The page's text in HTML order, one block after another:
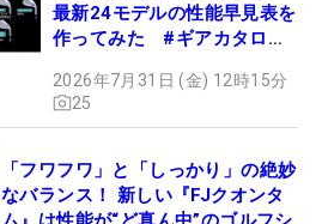
最新24モデルの性能早見表を
作ってみた #ギアカタログ
2026年7月31日 (金) 12時15分
25
「フワフワ」と「しっかり」の絶妙
なバランス！ 新しい『FJクオンタ